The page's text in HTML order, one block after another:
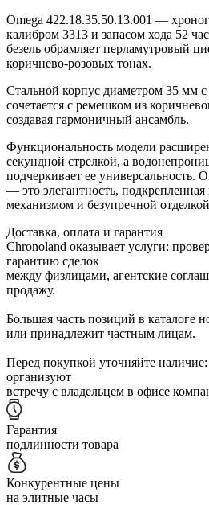
Omega 422.18.35.50.13.001 —
калибром 3313 и запасом хода 52
безель обрамляет перламутровый
коричнево-розовых тонах.
Стальной корпус диаметром 35 мм
сочетается с ремешком из
создавая гармоничный ансамбль.
Функциональность модели
секундной стрелкой, а
подчеркивает ее универсальность.
— это элегантность,
механизмом и безупречной
Доставка, оплата и гарантия
Chronoland оказывает услуги:
гарантию сделок
между физлицами, агентские
продажу.
Большая часть позиций в каталоге
или принадлежит частным лицам.
Перед покупкой уточняйте
организуют
встречу с владельцем в офисе
Гарантия
подлинности товара
Конкурентные цены
на элитные часы